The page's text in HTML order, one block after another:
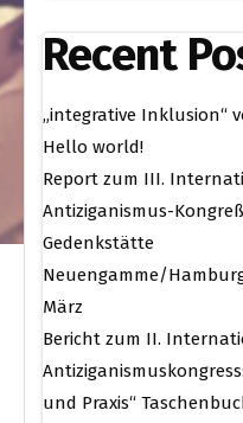
Recent
„integrative Inklusion“
Hello world!
Report zum III.
Antiziganismus-
Gedenkstätte
Neuengamme/
März
Bericht zum II.
und Praxis“